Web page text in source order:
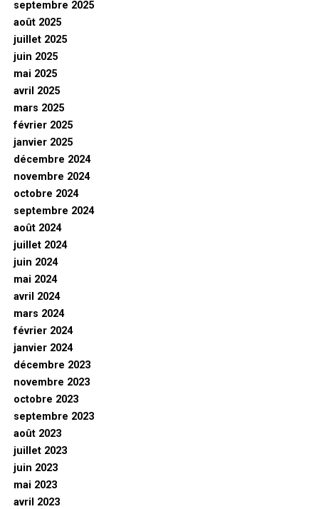
septembre 2025
août 2025
juillet 2025
juin 2025
mai 2025
avril 2025
mars 2025
février 2025
janvier 2025
décembre 2024
novembre 2024
octobre 2024
septembre 2024
août 2024
juillet 2024
juin 2024
mai 2024
avril 2024
mars 2024
février 2024
janvier 2024
décembre 2023
novembre 2023
octobre 2023
septembre 2023
août 2023
juillet 2023
juin 2023
mai 2023
avril 2023